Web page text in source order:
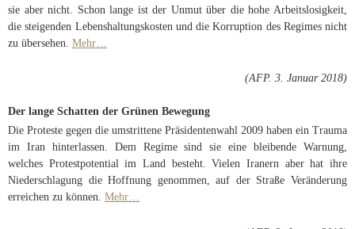
sie aber nicht. Schon lange ist der Unmut über die hohe Arbeitslosigkeit,
die steigenden Lebenshaltungskosten und die Korruption des Regimes nicht
zu übersehen. Mehr…
(AFP. 3. Januar 2018)
Der lange Schatten der Grünen Bewegung
Die Proteste gegen die umstrittene Präsidentenwahl 2009 haben ein Trauma
im Iran hinterlassen. Dem Regime sind sie eine bleibende Warnung,
welches Protestpotential im Land besteht. Vielen Iranern aber hat ihre
Niederschlagung die Hoffnung genommen, auf der Straße Veränderung
erreichen zu können. Mehr…